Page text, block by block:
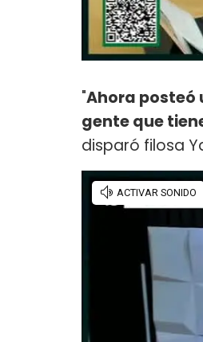
"Ahora posteó
gente que
disparó filosa